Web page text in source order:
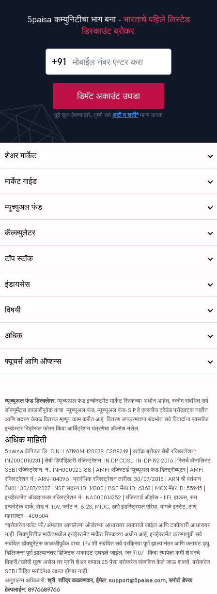
5paisa कम्युनिटीचा भाग बना - भारताचे पहिले लिस्टेड
डिस्काउंट ब्रोकर.
+91
डिमॅट अकाउंट उघडा
पुढे सुरू ठेवण्याद्वारे, तुम्ही सर्व अटी व शर्ती*मान्य करता
शेअर मार्केट
मार्केट गाईड
म्युच्युअल फंड
कॅल्क्युलेटर
टॉप स्टॉक
इंडायसेस
विषयी
अधिक
फ्यूचर्स आणि ऑप्शन्स
म्युच्युअल फंड डिस्क्लेमर: म्युच्युअल फंड इन्व्हेस्टमेंट मार्केट रिस्कच्या अधीन आहेत, स्कीम संबंधित सर्व
डॉक्युमेंट्स काळजीपूर्वक वाचा. म्युच्युअल फंड, म्युच्युअल फंड-SIP हे एक्सचेंज ट्रेडेड प्रॉडक्ट्स नाहीत
आणि सदस्य केवळ वितरक म्हणून काम करीत आहे. वितरण उपक्रमाच्या संदर्भात सर्व विवादांना एक्सचेंज
इन्व्हेस्टर रिड्रेसल फोरम किंवा आर्बिट्रेशन यंत्रणेचा ॲक्सेस नसेल.
अधिक माहिती
5paisa कॅपिटल लि. CIN: L67190MH2007PLC289249 | स्टॉक ब्रोकर सेबी रजिस्ट्रेशन:
INZ000010231 | सेबी डिपॉझिटरी रजिस्ट्रेशन: IN DP CDSL: IN-DP-192-2016 | रिसर्च ॲनालिस्ट
SEBI रजिस्ट्रेशन. नं.: INH000025188 | AMFI-रजिस्टर्ड म्युच्युअल फंड डिस्ट्रीब्यूटर | AMFI
रजिस्ट्रेशन नं.: ARN-104096 | प्रारंभिक रजिस्ट्रेशन तारीख: 30/07/2015 | ARN ची वर्तमान
वैधता : 30/07/2027 | NSE सदस्य ID: 14300 | BSE मेंबर ID: 6363 | MCX मेंबर ID: 55945 |
इन्व्हेस्टमेंट ॲडव्हायजर रजिस्ट्रेशन नं: INA000014252 | रजिस्टर्ड ॲड्रेस - IIFL हाऊस, सन
इन्फोटेक पार्क, रोड नं. 16V, प्लॉट नं. B-23, MIDC, ठाणे इंडस्ट्रियल एरिया, वागळे इस्टेट, ठाणे,
महाराष्ट्र - 400604
*ब्रोकरेज फ्लॅट फी/अंमलात आणलेल्या ऑर्डरच्या आधारावर आकारले जाईल आणि टक्केवारी आधारावर
नाही. सिक्युरिटीज मार्केटमधील इन्व्हेस्टमेंट मार्केट रिस्कच्या अधीन आहे, इन्व्हेस्टमेंट करण्यापूर्वी सर्व
संबंधित डॉक्युमेंट्स काळजीपूर्वक वाचा. IPV शी संबंधित सर्व प्रक्रिया पूर्ण झाल्यानंतर आणि क्लायंट ड्यू
डिलिजन्स पूर्ण झाल्यानंतर डिजिटल अकाउंट उघडले जाईल. जर ₹10/- किंवा त्यापेक्षा कमी शेअरचे
विक्री/खरेदी मूल्य असेल तर प्रति शेअर कमाल 25 पैसा ब्रोकरेज संकलित केले जाऊ शकते. ब्रोकरेज
SEBI विहित मर्यादेपेक्षा जास्त होणार नाही.
अनुपालन अधिकारी: श्री. रवींद्र कळवणकर, ईमेल: support@5paisa.com, सपोर्ट डेस्क
हेल्पलाईन: 8976689766